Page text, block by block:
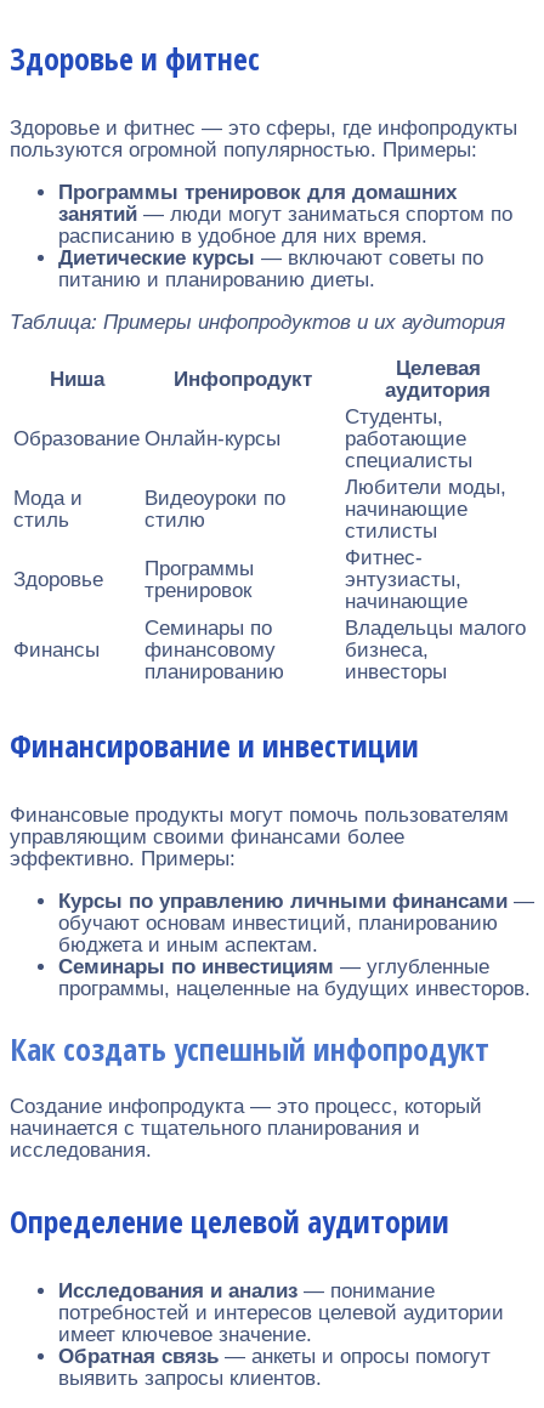
Здоровье и фитнес
Здоровье и фитнес — это сферы, где инфопродукты
пользуются огромной популярностью. Примеры:
Программы тренировок для домашних
занятий — люди могут заниматься спортом по
расписанию в удобное для них время.
Диетические курсы — включают советы по
питанию и планированию диеты.
Таблица: Примеры инфопродуктов и их аудитория
Ниша Инфопродукт
Целевая
аудитория
Образование Онлайн-курсы
Студенты,
работающие
специалисты
Мода и
стиль
Видеоуроки по
стилю
Любители моды,
начинающие
стилисты
Здоровье
Программы
тренировок
Фитнес-
энтузиасты,
начинающие
Финансы
Семинары по
финансовому
планированию
Владельцы малого
бизнеса,
инвесторы
Финансирование и инвестиции
Финансовые продукты могут помочь пользователям
управляющим своими финансами более
эффективно. Примеры:
Курсы по управлению личными финансами —
обучают основам инвестиций, планированию
бюджета и иным аспектам.
Семинары по инвестициям — углубленные
программы, нацеленные на будущих инвесторов.
Как создать успешный инфопродукт
Создание инфопродукта — это процесс, который
начинается с тщательного планирования и
исследования.
Определение целевой аудитории
Исследования и анализ — понимание
потребностей и интересов целевой аудитории
имеет ключевое значение.
Обратная связь — анкеты и опросы помогут
выявить запросы клиентов.